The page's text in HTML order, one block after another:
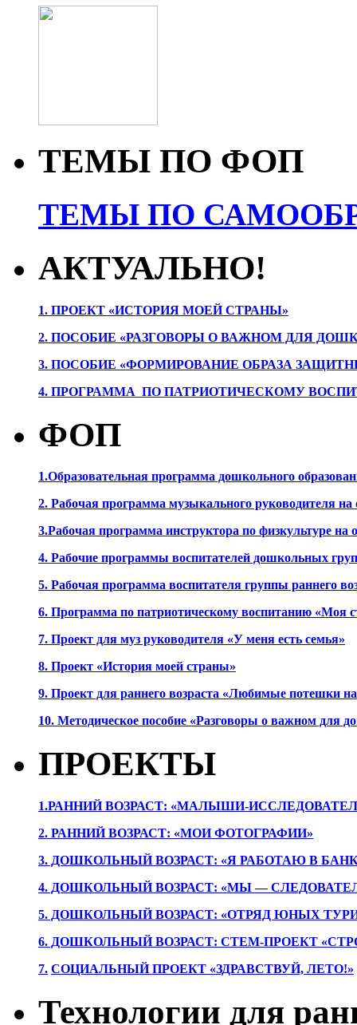
ТЕМЫ ПО ФОП
ТЕМЫ ПО
АКТУАЛЬНО!
1. ПРОЕКТ «ИСТОРИЯ МОЕЙ СТРАНЫ»
2. ПОСОБИЕ «РАЗГОВОРЫ О ВАЖНОМ ДЛЯ
3. ПОСОБИЕ «ФОРМИРОВАНИЕ ОБРАЗА
4. ПРОГРАММА ПО ПАТРИОТИЧЕСКОМУ
ФОП
1.Образовательная программа дошкольного
2. Рабочая программа музыкального руководителя
3.Рабочая программа инструктора по физкультуре
4. Рабочие программы воспитателей дошкольных
5. Рабочая программа воспитателя группы раннего
6. Программа по патриотическому воспитанию «Моя
7. Проект для муз руководителя «У меня есть семья»
8. Проект «История моей страны»
9. Проект для раннего возраста «Любимые потешки
10. Методическое пособие «Разговоры о важном для
ПРОЕКТЫ
1.РАННИЙ ВОЗРАСТ: «МАЛЫШИ-
2. РАННИЙ ВОЗРАСТ: «МОИ ФОТОГРАФИИ»
3. ДОШКОЛЬНЫЙ ВОЗРАСТ: «Я РАБОТАЮ В
4. ДОШКОЛЬНЫЙ ВОЗРАСТ: «МЫ —
5. ДОШКОЛЬНЫЙ ВОЗРАСТ: «ОТРЯД ЮНЫХ
6. ДОШКОЛЬНЫЙ ВОЗРАСТ: СТЕМ-ПРОЕКТ
7. СОЦИАЛЬНЫЙ ПРОЕКТ «ЗДРАВСТВУЙ, ЛЕТО!»
Технологии для